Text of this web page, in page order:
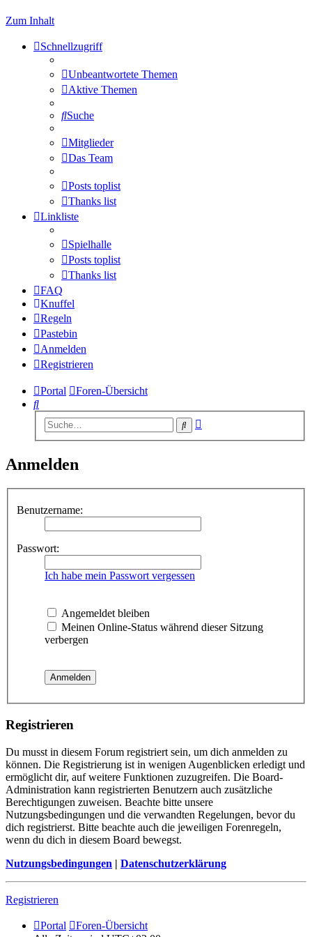
Zum Inhalt
Schnellzugriff
Unbeantwortete Themen
Aktive Themen
Suche
Mitglieder
Das Team
Posts toplist
Thanks list
Linkliste
Spielhalle
Posts toplist
Thanks list
FAQ
Knuffel
Regeln
Pastebin
Anmelden
Registrieren
Portal
Foren-Übersicht
Suche
Suche
Anmelden
Benutzername:
Passwort:
Ich habe mein Passwort vergessen
Angemeldet bleiben
Meinen Online-Status während dieser Sitzung
verbergen
Registrieren
Du musst in diesem Forum registriert sein, um dich anmelden zu
können. Die Registrierung ist in wenigen Augenblicken erledigt und
ermöglicht dir, auf weitere Funktionen zuzugreifen. Die Board-
Administration kann registrierten Benutzern auch zusätzliche
Berechtigungen zuweisen. Beachte bitte unsere
Nutzungsbedingungen und die verwandten Regelungen, bevor du
dich registrierst. Bitte beachte auch die jeweiligen Forenregeln,
wenn du dich in diesem Board bewegst.
Nutzungsbedingungen | Datenschutzerklärung
Registrieren
Portal
Foren-Übersicht